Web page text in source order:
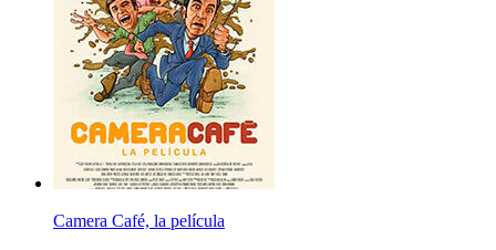
Camera Café, la película